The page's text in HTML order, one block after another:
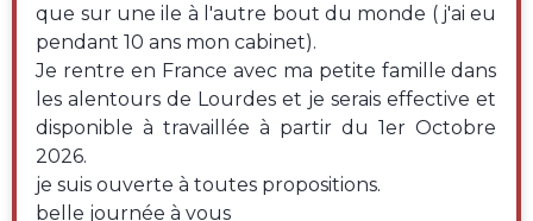
que sur une ile à l'autre bout du monde ( j'ai eu
pendant 10 ans mon cabinet).
Je rentre en France avec ma petite famille dans
les alentours de Lourdes et je serais effective et
disponible à travaillée à partir du 1er Octobre
2026.
je suis ouverte à toutes propositions.
belle journée à vous